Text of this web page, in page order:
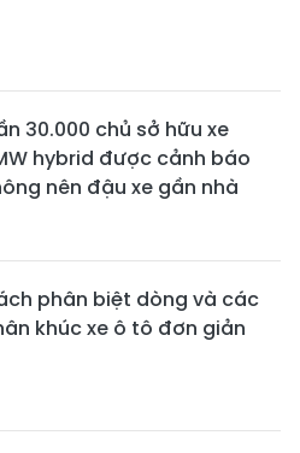
30.000 chủ sở hữu xe
hybrid được cảnh báo
nên đậu xe gần nhà
phân biệt dòng và các
khúc xe ô tô đơn giản